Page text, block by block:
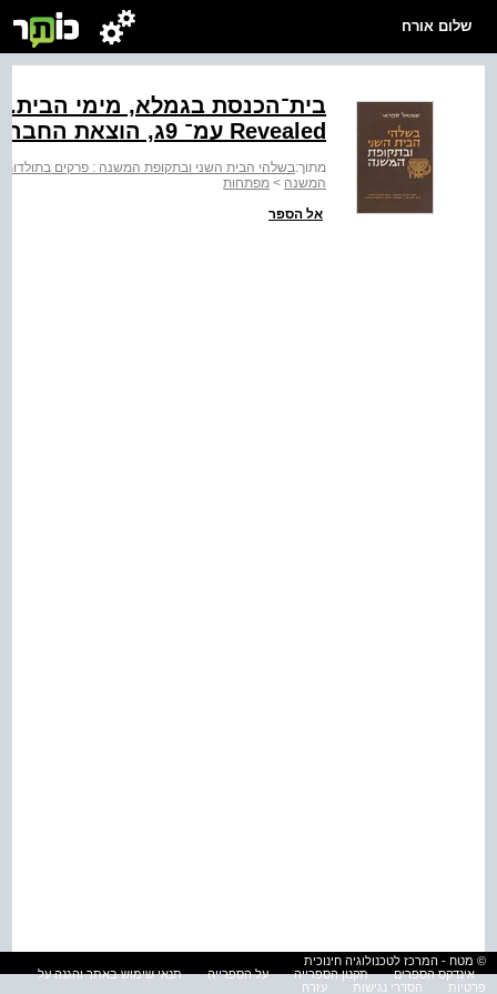
שלום אורח
Revealed‬ עמ־ 9ג, הוצאת החברה לחקירת ארץ־ישראל ועתיקותיה.
מתוך:בשלהי הבית השני ובתקופת המשנה : פרקים
המשנה > מפתחות
אל הספר
© מטח - המרכז לטכנולוגיה חינוכית
אינדקס הספרים
תקנון הספרייה על הספרייה
תנאי שימוש באתר והגנה על
פרטיות
הסדרי נגישות עזרה